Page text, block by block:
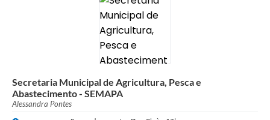
Secretaria Municipal de Agricultura, Pesca e
Abastecimento - SEMAPA
Alessandra Pontes